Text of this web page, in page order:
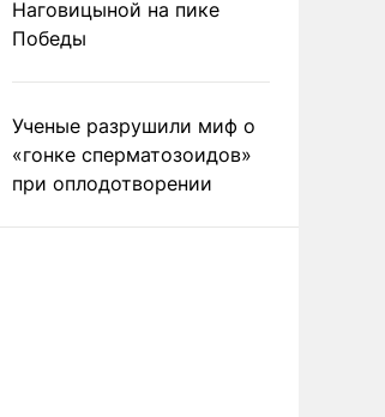
Наговицыной на пике
Победы
Ученые разрушили миф о
«гонке сперматозоидов»
при оплодотворении